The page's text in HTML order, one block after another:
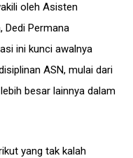
oleh Asisten
Dedi Permana
ini kunci awalnya
ASN, mulai dari
besar lainnya dalam
yang tak kalah